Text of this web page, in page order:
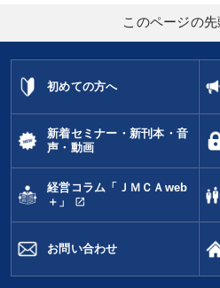
このページの
初めての方へ
新着セミナー・新刊本・音
声・動画
経営コラム「ＪＭＣＡweb
＋」
open_in_new
お問い合わせ